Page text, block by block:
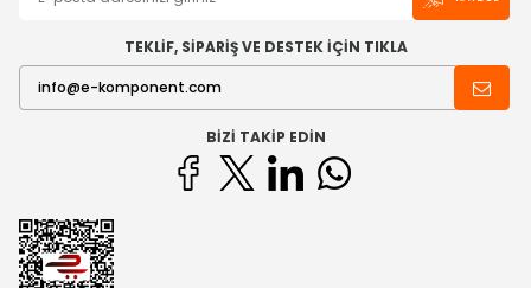
TEKLİF, SİPARİŞ VE DESTEK İÇİN TIKLA
BIZI TAKIP EDIN